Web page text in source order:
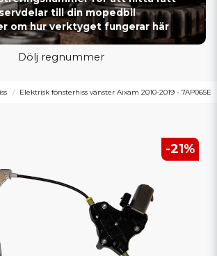
till din mopedbil
om hur verktyget fungerar här
Dölj regnummer
Elektrisk fönsterhiss vänster Aixam 2010-2019 - 7AP065E
-21%